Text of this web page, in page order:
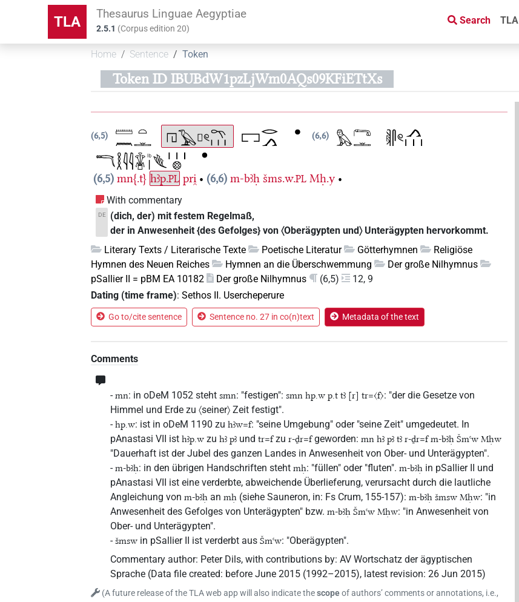
TLA Thesaurus Linguae Aegyptiae
2.5.1 (Corpus edition20)
Search TLA
Home Sentence Token
Token ID IBUBdW1pzLjWm0AQs09KFiETtXs
6,5 6,6
6,5 mn{.t} hꜣp.PL pri̯ • 6,6 m-bꜣḥ šms.w.PL Mḥ.y •
With commentary
DE
(dich, der) mit festem Regelmaß,
der in Anwesenheit {des Gefolges} von 〈Oberägypten und〉 Unterägypten hervorkommt.
Literary Texts / Literarische Texte
Poetische Literatur Götterhymnen
Religiöse
Hymnen des Neuen Reiches
Hymnen an die Überschwemmung
Der große Nilhymnus
pSallier II = pBM EA 10182
Der große Nilhymnus (6,5)
12, 9
Dating (time frame):Sethos II. Usercheperure
Go to/cite sentence Sentence no. 27 in co(n)text Metadata of the text
Comments
-mn: in oDeM 1052 stehtsmn: "festigen":smn hp.w p.t tꜣ [r] tr=〈f〉: "der die Gesetze von
Himmel und Erde zu 〈seiner〉 Zeit festigt".
-hp.w: ist in oDeM 1190 zuhꜣw=f: "seine Umgebung" oder "seine Zeit" umgedeutet. In
pAnastasi VII isthꜣp.w zuhꜣ pꜣ undtr=fzur-ḏr=fgeworden:mn hꜣ pꜣ tꜣ r-ḏr=f m-bꜣḥ Šmꜥw Mḥw
"Dauerhaft ist der Jubel des ganzen Landes in Anwesenheit von Ober- und Unterägypten".
-m-bꜣḥ: in den übrigen Handschriften stehtmḥ: "füllen" oder "fluten".m-bꜣḥ in pSallier II und
pAnastasi VII ist eine verderbte, abweichende Überlieferung, verursacht durch die lautliche
Angleichung vonm-bꜣḥ anmḥ (siehe Sauneron, in: Fs Crum, 155-157):m-bꜣḥ šmsw Mḥw: "in
Anwesenheit des Gefolges von Unterägypten" bzw.m-bꜣḥ Šmꜥw Mḥw: "in Anwesenheit von
Ober- und Unterägypten".
-šmsw in pSallier II ist verderbt ausŠmꜥw: "Oberägypten".
Commentary author: Peter Dils,with contributions by:AV Wortschatz der ägyptischen
Sprache (Data file created: before June 2015 (1992–2015), latest revision:26 Jun 2015)
(A future release of the TLA web app will also indicate thescopeof authors’ comments or annotations, i.e.,